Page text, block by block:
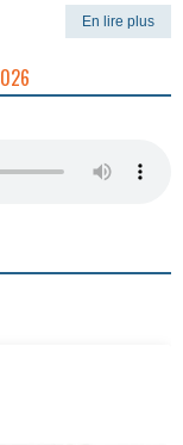
En lire plus